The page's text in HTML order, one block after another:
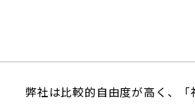
弊社は比較的自由度が高く